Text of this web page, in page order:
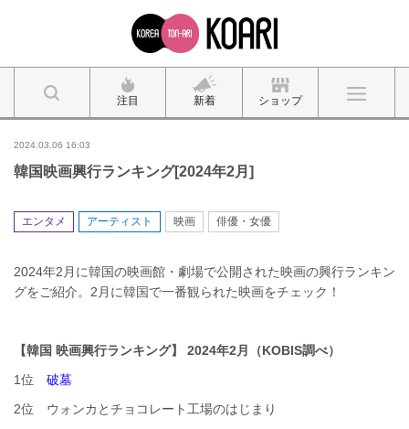
注目 新着 ショップ
2024.03.06 16:03
韓国映画興行ランキング[2024年2月]
エンタメ アーティスト 映画 俳優・女優
2024年2月に韓国の映画館・劇場で公開された映画の興行ランキン
グをご紹介。2月に韓国で一番観られた映画をチェック！
【韓国 映画興行ランキング】 2024年2月（KOBIS調べ）
1位 破墓
2位 ウォンカとチョコレート工場のはじまり